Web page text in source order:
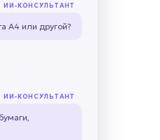
ИИ-КОНСУЛЬТАНТ
А4 или другой?
ИИ-КОНСУЛЬТАНТ